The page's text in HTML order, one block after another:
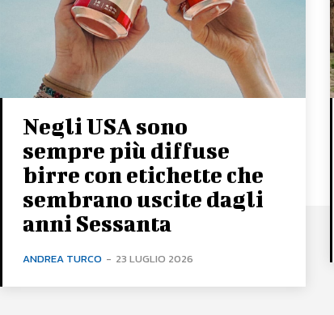
Negli USA sono
sempre più diffuse
birre con etichette che
sembrano uscite dagli
anni Sessanta
ANDREA TURCO - 23 LUGLIO 2026